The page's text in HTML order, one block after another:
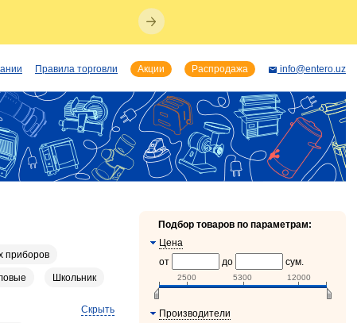
приборов
Школьник
Скрыть
Подбор товаров по параметрам:
Цена
от
до сум.
2500 5300 12000
Производители
Правила торговли Акции Распродажа info@entero.uz